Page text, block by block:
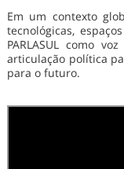
Em um contexto
tecnológicas,
PARLASUL como
articulação política
para o futuro.